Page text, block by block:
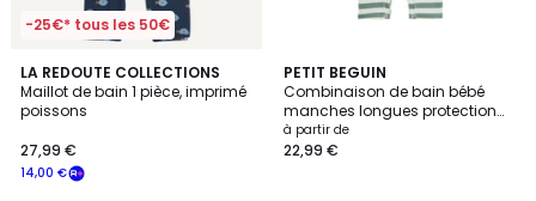
-25€* tous les 50€
LA REDOUTE COLLECTIONS
Maillot de bain 1 pièce, imprimé
poissons
14,00 €
27,99 €
PETIT BEGUIN
Combinaison de bain bébé
manches longues protection
UV Hello Dino
à partir de
22,99 €